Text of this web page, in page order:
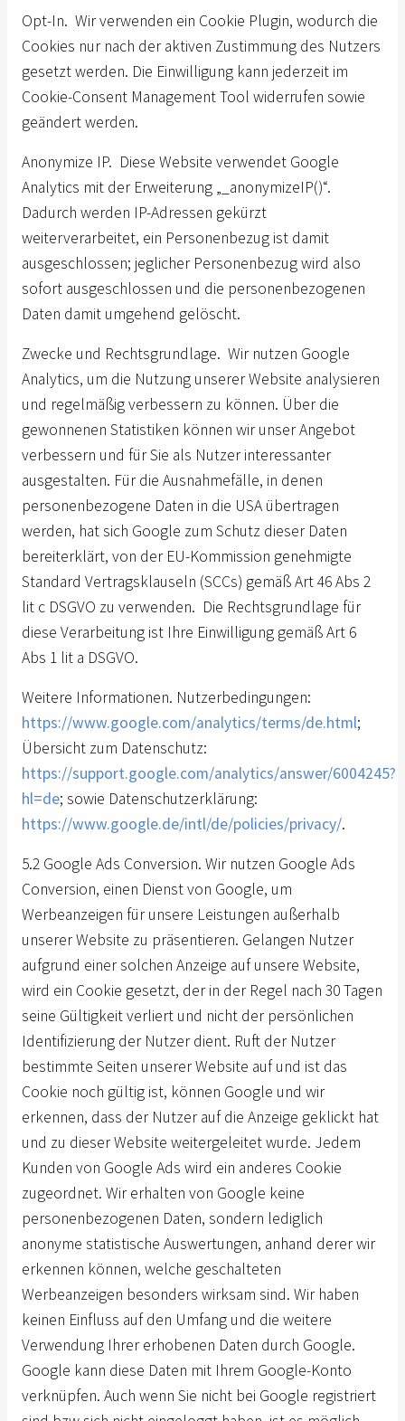
Opt-In. Wir verwenden ein Cookie Plugin, wodurch die
Cookies nur nach der aktiven Zustimmung des Nutzers
gesetzt werden. Die Einwilligung kann jederzeit im
Cookie-Consent Management Tool widerrufen sowie
geändert werden.
Anonymize IP. Diese Website verwendet Google
Analytics mit der Erweiterung „_anonymizeIP()“.
Dadurch werden IP-Adressen gekürzt
weiterverarbeitet, ein Personenbezug ist damit
ausgeschlossen; jeglicher Personenbezug wird also
sofort ausgeschlossen und die personenbezogenen
Daten damit umgehend gelöscht.
Zwecke und Rechtsgrundlage. Wir nutzen Google
Analytics, um die Nutzung unserer Website analysieren
und regelmäßig verbessern zu können. Über die
gewonnenen Statistiken können wir unser Angebot
verbessern und für Sie als Nutzer interessanter
ausgestalten. Für die Ausnahmefälle, in denen
personenbezogene Daten in die USA übertragen
werden, hat sich Google zum Schutz dieser Daten
bereiterklärt, von der EU-Kommission genehmigte
Standard Vertragsklauseln (SCCs) gemäß Art 46 Abs 2
lit c DSGVO zu verwenden. Die Rechtsgrundlage für
diese Verarbeitung ist Ihre Einwilligung gemäß Art 6
Abs 1 lit a DSGVO.
Weitere Informationen. Nutzerbedingungen:
https://www.google.com/analytics/terms/de.html;
Übersicht zum Datenschutz:
https://support.google.com/analytics/answer/6004245?
hl=de; sowie Datenschutzerklärung:
https://www.google.de/intl/de/policies/privacy/.
5.2 Google Ads Conversion. Wir nutzen Google Ads
Conversion, einen Dienst von Google, um
Werbeanzeigen für unsere Leistungen außerhalb
unserer Website zu präsentieren. Gelangen Nutzer
aufgrund einer solchen Anzeige auf unsere Website,
wird ein Cookie gesetzt, der in der Regel nach 30 Tagen
seine Gültigkeit verliert und nicht der persönlichen
Identifizierung der Nutzer dient. Ruft der Nutzer
bestimmte Seiten unserer Website auf und ist das
Cookie noch gültig ist, können Google und wir
erkennen, dass der Nutzer auf die Anzeige geklickt hat
und zu dieser Website weitergeleitet wurde. Jedem
Kunden von Google Ads wird ein anderes Cookie
zugeordnet. Wir erhalten von Google keine
personenbezogenen Daten, sondern lediglich
anonyme statistische Auswertungen, anhand derer wir
erkennen können, welche geschalteten
Werbeanzeigen besonders wirksam sind. Wir haben
keinen Einfluss auf den Umfang und die weitere
Verwendung Ihrer erhobenen Daten durch Google.
Google kann diese Daten mit Ihrem Google-Konto
verknüpfen. Auch wenn Sie nicht bei Google registriert